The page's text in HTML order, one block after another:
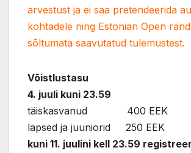
arvestust ja ei saa pretendeerida
kohtadele ning Estonian Open
sõltumata saavutatud tulemustest.
Võistlustasu
4. juuli kuni 23.59
täiskasvanud 400 EEK
lapsed ja juuniorid 250 EEK
kuni 11. juulini kell 23.59